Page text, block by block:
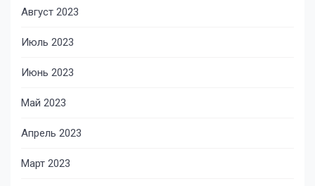
Август 2023
Июль 2023
Июнь 2023
Май 2023
Апрель 2023
Март 2023